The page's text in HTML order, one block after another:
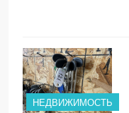
НЕДВИЖИМОСТЬ